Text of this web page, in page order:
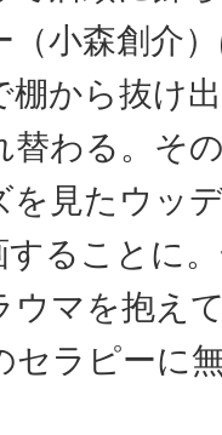
小森創介
から抜け
替わる。そ
を見たウッ
ることに
ウマを抱え
セラピーに